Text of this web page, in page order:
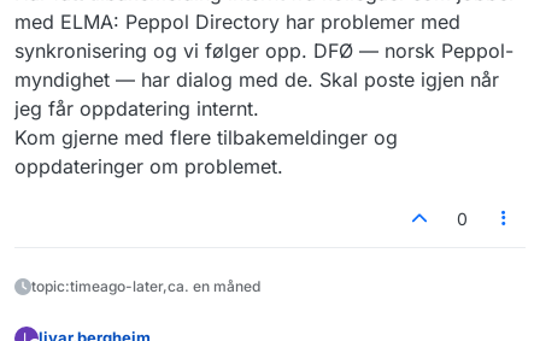
med ELMA: Peppol Directory har problemer med
synkronisering og vi følger opp. DFØ — norsk Peppol-
myndighet — har dialog med de. Skal poste igjen når
jeg får oppdatering internt.
Kom gjerne med flere tilbakemeldinger og
oppdateringer om problemet.
0
topic:timeago-later,ca. en måned